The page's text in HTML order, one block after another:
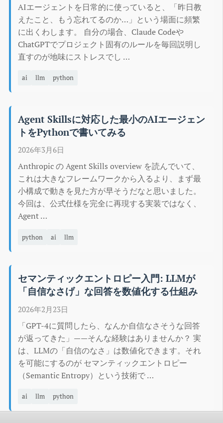
AIエージェントを日常的に使っていると、「昨日教
えたこと、もう忘れてるのか…」という場面に頻繁
に出くわします。 自分の場合、Claude Codeや
ChatGPTでプロジェクト固有のルールを毎回説明し
直すのが地味にストレスでし …
ai llm python
Agent Skillsに対応した最小のAIエージェン
トをPythonで書いてみる
2026年3月6日
Anthropic の Agent Skills overview を読んでいて、
これは大きなフレームワークから入るより、まず最
小構成で動きを見た方が早そうだなと思いました。
今回は、公式仕様を完全に再現する実装ではなく、
Agent …
python ai llm
セマンティックエントロピー入門: LLMが
「自信なさげ」な回答を数値化する仕組み
2026年2月23日
「GPT-4に質問したら、なんか自信なさそうな回答
が返ってきた」——そんな経験はありませんか？ 実
は、LLMの「自信のなさ」は数値化できます。それ
を可能にするのが セマンティックエントロピー
（Semantic Entropy）という技術で …
ai llm python